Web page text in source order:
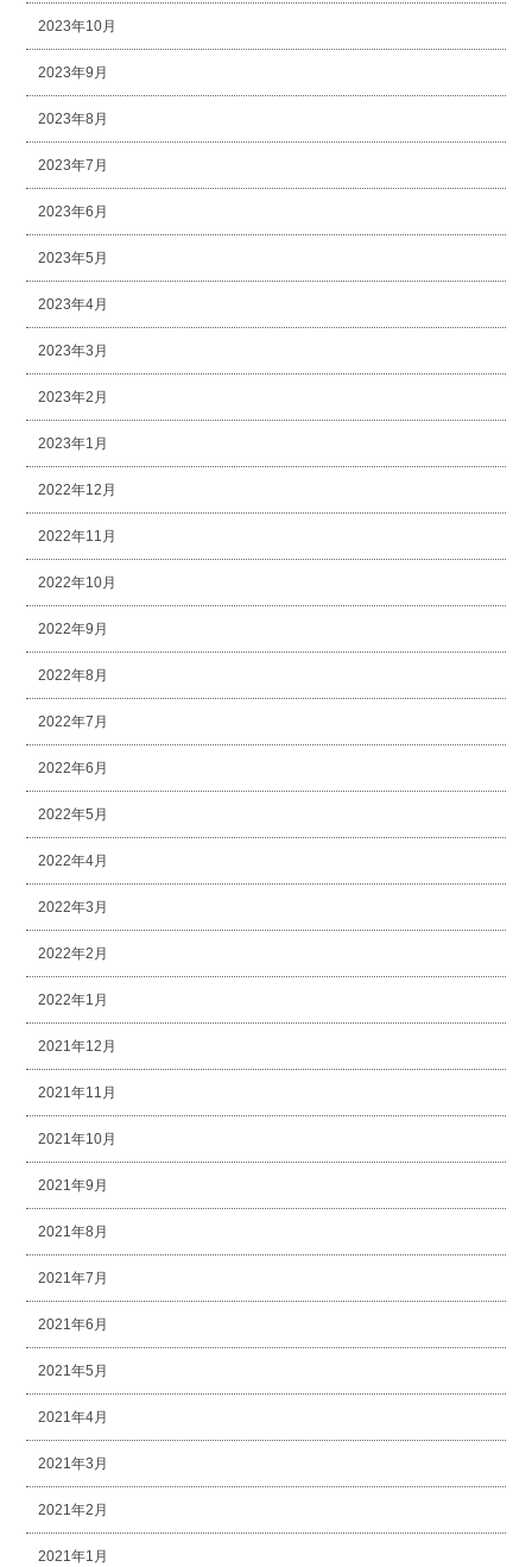
2023年10月
2023年9月
2023年8月
2023年7月
2023年6月
2023年5月
2023年4月
2023年3月
2023年2月
2023年1月
2022年12月
2022年11月
2022年10月
2022年9月
2022年8月
2022年7月
2022年6月
2022年5月
2022年4月
2022年3月
2022年2月
2022年1月
2021年12月
2021年11月
2021年10月
2021年9月
2021年8月
2021年7月
2021年6月
2021年5月
2021年4月
2021年3月
2021年2月
2021年1月